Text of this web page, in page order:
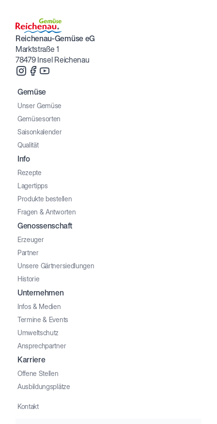
Reichenau-Gemüse eG
Marktstraße 1
78479 Insel Reichenau
Gemüse
Unser Gemüse
Gemüsesorten
Saisonkalender
Qualität
Info
Rezepte
Lagertipps
Produkte bestellen
Fragen & Antworten
Genossenschaft
Erzeuger
Partner
Unsere Gärtnersiedlungen
Historie
Unternehmen
Infos & Medien
Termine & Events
Umweltschutz
Ansprechpartner
Karriere
Offene Stellen
Ausbildungsplätze
Kontakt